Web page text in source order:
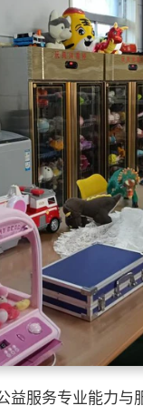
益服务专业能力